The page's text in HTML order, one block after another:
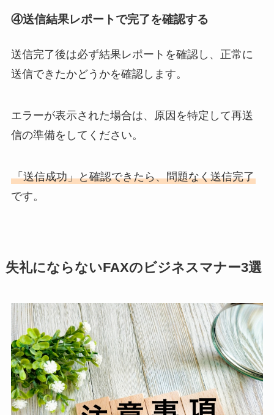
④送信結果レポートで完了を確認する
送信完了後は必ず結果レポートを確認し、正常に
送信できたかどうかを確認します。
エラーが表示された場合は、原因を特定して再送
信の準備をしてください。
「送信成功」と確認できたら、問題なく送信完了
です。
失礼にならないFAXのビジネスマナー3選